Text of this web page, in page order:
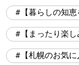
【暮らしの知
【まったり楽し
【札幌のお気